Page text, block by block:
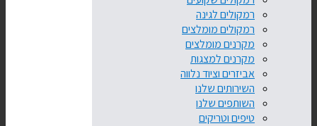
רמקולים לגינה
רמקולים מומלצים
מקרנים מומלצים
מקרנים למצגות
אביזרים וציוד נלווה
השירותים שלנו
השותפים שלנו
טיפים וטריקים